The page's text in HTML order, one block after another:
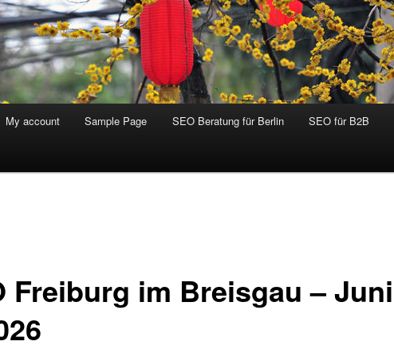
My account Sample Page SEO Beratung für Berlin SEO für B2B
Freiburg im Breisgau – Juni